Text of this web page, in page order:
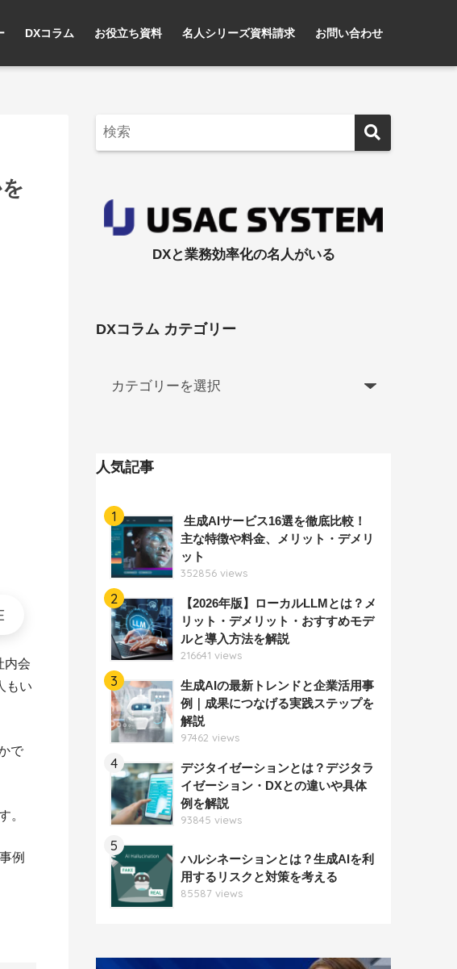
DXコラム お役立ち資料 名人シリーズ資料請求 お問い合わせ
内会
もい
で
。
例
DXと業務効率化の名人がいる
DXコラム カテゴリー
人気記事
1
生成AIサービス16選を徹底比較！
主な特徴や料金、メリット・デメリ
ット
352856 views
2
【2026年版】ローカルLLMとは？メ
リット・デメリット・おすすめモデ
ルと導入方法を解説
216641 views
3
生成AIの最新トレンドと企業活用事
例｜成果につなげる実践ステップを
解説
97462 views
4
デジタイゼーションとは？デジタラ
イゼーション・DXとの違いや具体
例を解説
93845 views
5
ハルシネーションとは？生成AIを利
用するリスクと対策を考える
85587 views